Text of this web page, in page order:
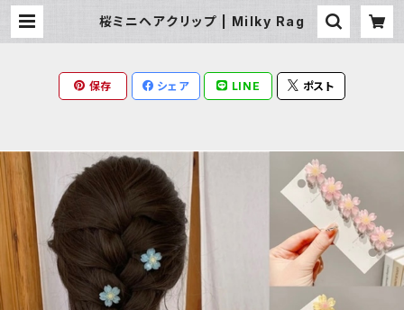
桜ミニヘアクリップ | Milky Rag
保存 シェア LINE ポスト